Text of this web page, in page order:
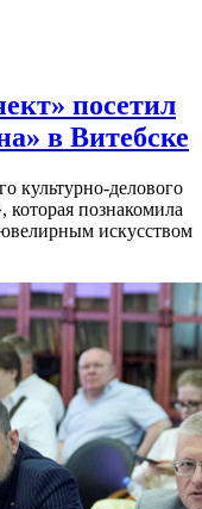
посетил
в Витебске
культурно-делового
познакомила
искусством